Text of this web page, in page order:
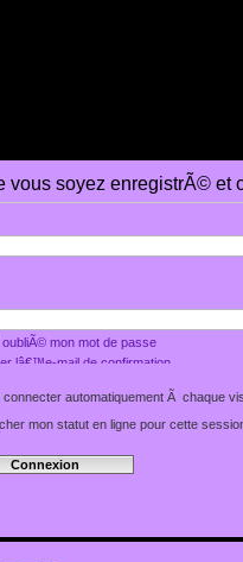
vous soyez enregistrÃ©
mon mot de passe
lâ€™e-mail de confirmation
connecter automatiquement Ã chaque
mon statut en ligne pour cette